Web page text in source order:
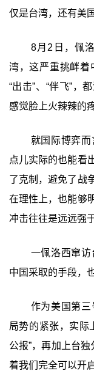
仅是台湾，还有美国
8月2日，佩
湾，这严重挑衅着
“出击”、“伴飞”，
感觉脸上火辣辣的疼
就国际博弈
点儿实际的也能看
了克制，避免了战
在理性上，也能够
冲击往往是远远强
一佩洛西窜
中国采取的手段，
作为美国第
局势的紧张，实际
公报”，再加上台
着我们完全可以开